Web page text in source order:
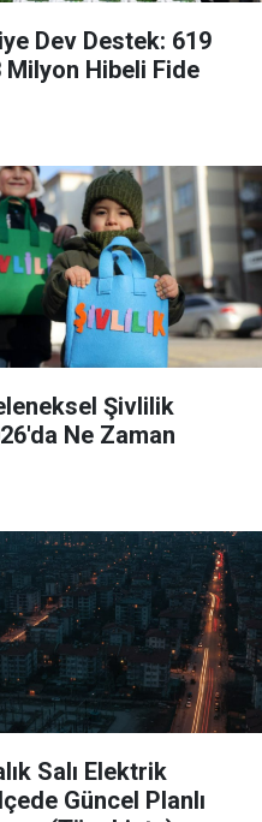
Dev Destek: 619
Milyon Hibeli Fide
Şivlilik
Ne Zaman
Salı Elektrik
Güncel Planlı